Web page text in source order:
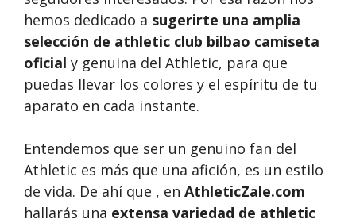
hemos dedicado a sugerirte una amplia
selección de athletic club bilbao camiseta
oficial y genuina del Athletic, para que
puedas llevar los colores y el espíritu de tu
aparato en cada instante.
Entendemos que ser un genuino fan del
Athletic es más que una afición, es un estilo
de vida. De ahí que , en AthleticZale.com
hallarás una extensa variedad de athletic